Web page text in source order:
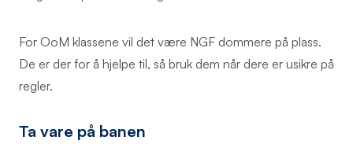
For OoM klassene vil det være NGF dommere på plass.
De er der for å hjelpe til, så bruk dem når dere er usikre på
regler.
Ta vare på banen